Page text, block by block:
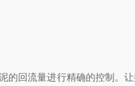
回流量进行精确的控制。